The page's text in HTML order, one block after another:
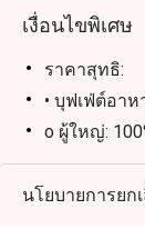
ในการรับประท
สามารถรับส่วน
เงื่อนไขพิเศษ
ราคาสุทธิ:
• บุฟเฟ่ต์อา
o ผู้ใหญ่:
1236 บาท,
o เด็ก: 100%
นโยบายการยก